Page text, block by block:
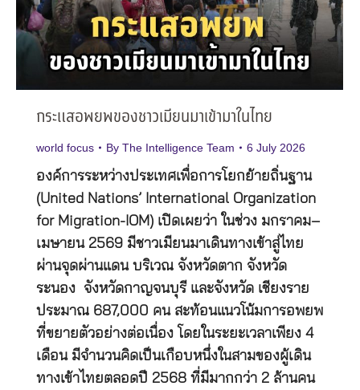
กระแสอพยพของชาวเมียนมาเข้ามาในไทย
world focus By The Intelligence Team 6 July 2026
องค์การระหว่างประเทศเพื่อการโยกย้ายถิ่นฐาน
(United Nations’ International Organization
for Migration-IOM) เปิดเผยว่า ในช่วง มกราคม–
เมษายน 2569 มีชาวเมียนมาเดินทางเข้าสู่ไทย
ผ่านจุดผ่านแดน บริเวณ จังหวัดตาก จังหวัด
ระนอง จังหวัดกาญจนบุรี และจังหวัด เชียงราย
ประมาณ 687,000 คน สะท้อนแนวโน้มการอพยพ
ที่ขยายตัวอย่างต่อเนื่อง โดยในระยะเวลาเพียง 4
เดือน มีจำนวนคิดเป็นเกือบหนึ่งในสามของผู้เดิน
ทางเข้าไทยตลอดปี 2568 ที่มีมากกว่า 2 ล้านคน